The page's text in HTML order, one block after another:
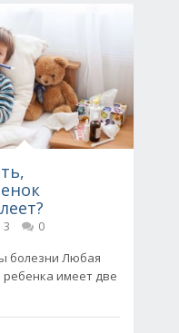
0
болезни Любая
ребенка имеет две